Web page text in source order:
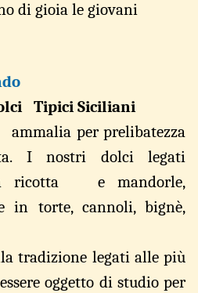
di gioia le giovani
Tipici Siciliani
ammalia per prelibatezza
I nostri dolci legati
a ricotta e mandorle,
in torte, cannoli, bignè,
tradizione legati alle più
re oggetto di studio per